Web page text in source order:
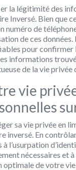
la légitimité des
Inversé. Bien que
numéro de
de ces
pour
informations
de la vie privée
vie
sa vie privée en
inversé. En
à l’usurpation
nécessaires et
de votre